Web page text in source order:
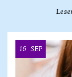
16 SEP